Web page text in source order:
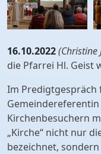
16.10.2022(Christine
die Pfarrei Hl. Geist
Im
Kirchenbesuchern
„Kirche“ nicht nur
bezeichnet,